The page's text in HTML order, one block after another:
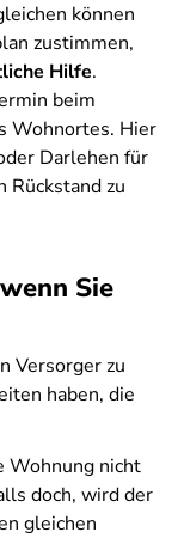
können
zustimmen,
Hilfe.
beim
Wohnortes. Hier
Darlehen für
Rückstand zu
Sie
Versorger zu
haben, die
Wohnung nicht
doch, wird der
gleichen